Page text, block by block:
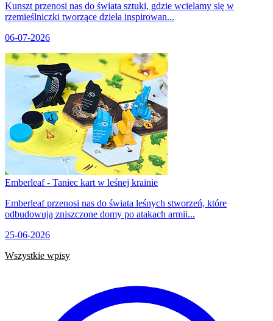
Kunszt przenosi nas do świata sztuki, gdzie wcielamy się w
rzemieślniczki tworzące dzieła inspirowan...
06-07-2026
Emberleaf - Taniec kart w leśnej krainie
Emberleaf przenosi nas do świata leśnych stworzeń, które
odbudowują zniszczone domy po atakach armii...
25-06-2026
Wszystkie wpisy